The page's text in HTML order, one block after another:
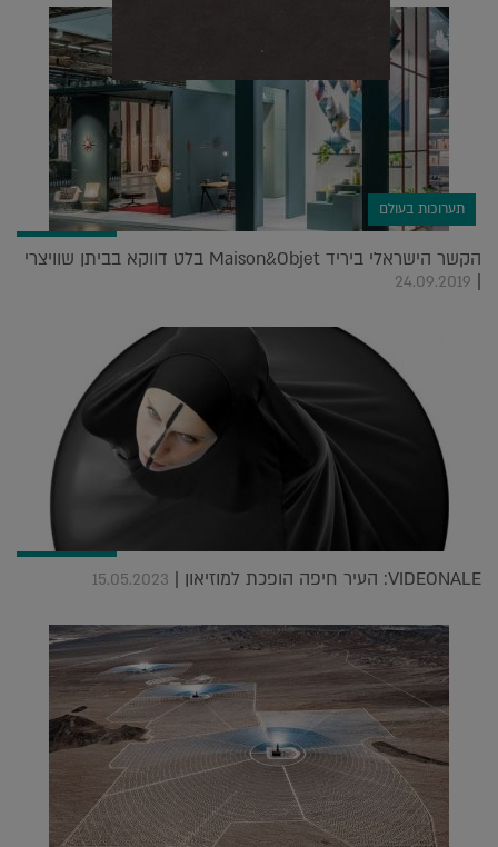
תערוכות בעולם
הקשר הישראלי ביריד Maison&Objet בלט דווקא בביתן שוויצרי
|
24.09.2019
VIDEONALE: העיר חיפה הופכת למוזיאון | 15.05.2023